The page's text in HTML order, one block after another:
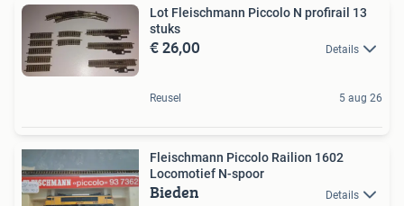
Lot Fleischmann Piccolo N profirail 13
stuks
€ 26,00 Details
Reusel 5 aug 26
Fleischmann Piccolo Railion 1602
Locomotief N-spoor
Bieden Details